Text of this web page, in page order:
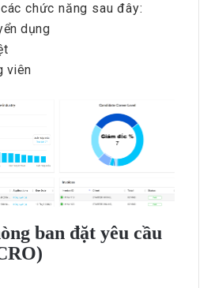
chức năng sau đây:
dụng
viên
ban đặt yêu cầu